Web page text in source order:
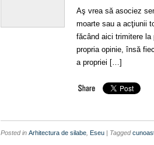
Aş vrea să asociez
moarte sau a acţiunii
făcând aici trimitere la
propria opinie, însă
a propriei […]
Posted in Arhitectura de silabe Eseu | Tagged